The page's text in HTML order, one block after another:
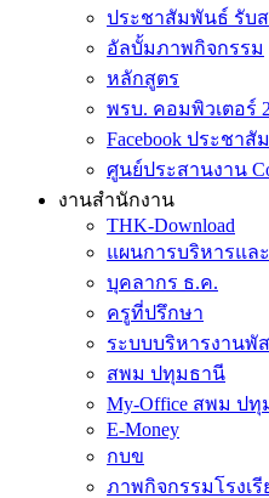
ประชาสัมพันธ์ รับ
อัลบั้มภาพกิจกรรม
หลักสูตร
พรบ. คอมพิวเตอร์
Facebook ประชาสั
ศูนย์ประสานงาน
งานสำนักงาน
THK-Download
แผนการบริหารแ
บุคลากร ธ.ค.
ครูที่ปรึกษา
ระบบบริหารงานพั
สพม ปทุมธานี
My-Office สพม ป
E-Money
กบข
ภาพกิจกรรมโรงเรี